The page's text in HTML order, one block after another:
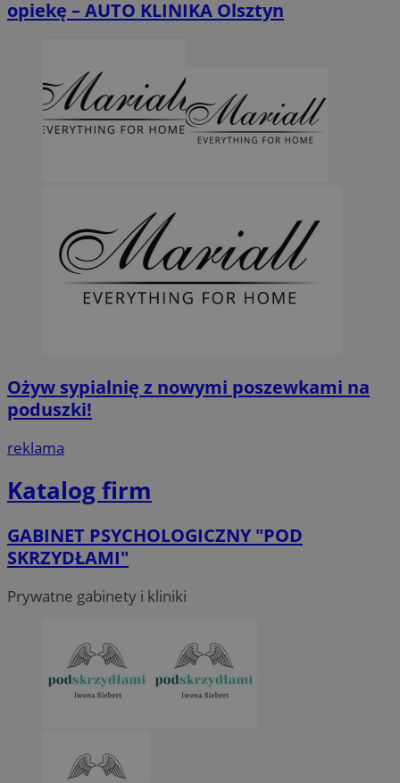
opiekę – AUTO KLINIKA Olsztyn
Ożyw sypialnię z nowymi poszewkami na
poduszki!
reklama
Katalog firm
GABINET PSYCHOLOGICZNY "POD
SKRZYDŁAMI"
Prywatne gabinety i kliniki